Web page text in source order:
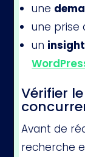
une
une prise
un insight
Vérifier
Avant de
recherche